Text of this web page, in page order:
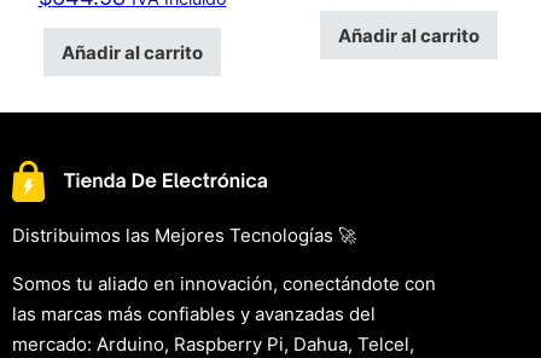
Añadir al carrito
Añadir al carrito
Distribuimos las Mejores Tecnologías 🚀
Somos tu aliado en innovación, conectándote con
las marcas más confiables y avanzadas del
mercado: Arduino, Raspberry Pi, Dahua, Telcel,